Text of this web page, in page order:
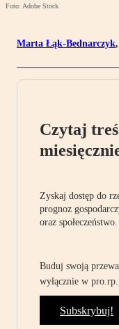
Foto: Adobe Stock
Marta Łąk-Bednarczyk,
Czytaj
Zyskaj dostęp do
prognoz
oraz społeczeństwo.
Buduj swoją
wyłącznie w
Subskrybuj!